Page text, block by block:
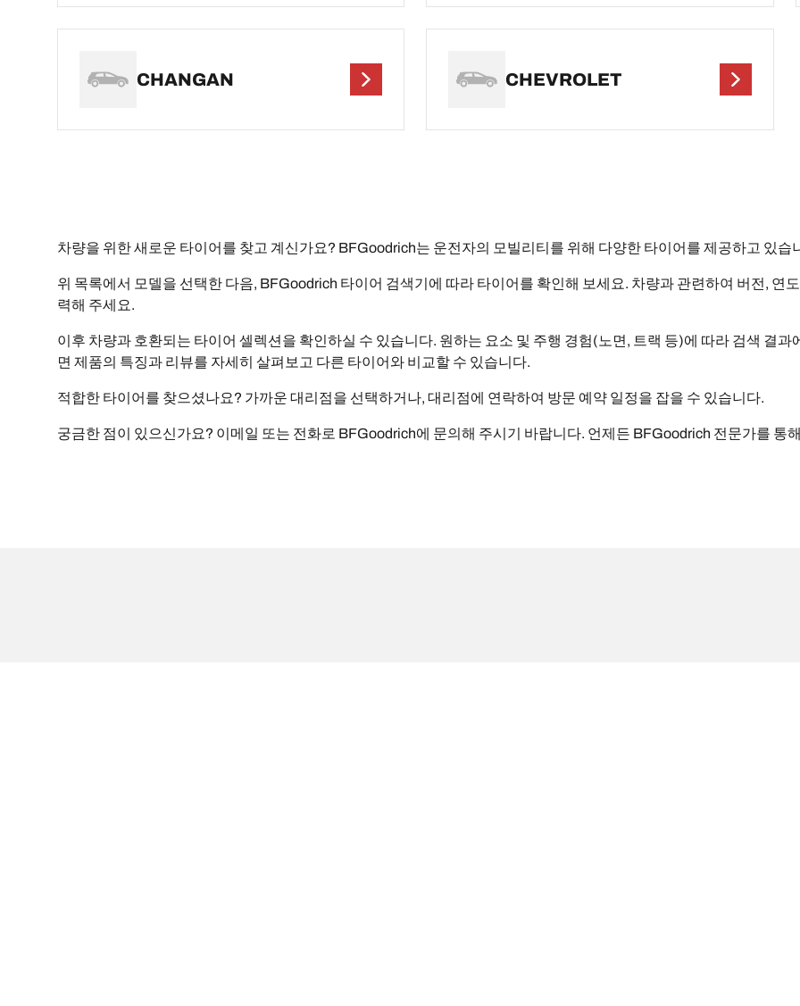
CHANGAN CHEVROLET
차량을 위한 새로운 타이어를 찾고 계신가요? BFGoodrich는 운전자의 모빌리티를 위해 다양한 타이어를 제공하고 있습
위 목록에서 모델을 선택한 다음, BFGoodrich 타이어 검색기에 따라 타이어를 확인해 보세요. 차량과 관련하여 버전, 연
력해 주세요.
이후 차량과 호환되는 타이어 셀렉션을 확인하실 수 있습니다. 원하는 요소 및 주행 경험(노면, 트랙 등)에 따라 검색 결
면 제품의 특징과 리뷰를 자세히 살펴보고 다른 타이어와 비교할 수 있습니다.
적합한 타이어를 찾으셨나요? 가까운 대리점을 선택하거나, 대리점에 연락하여 방문 예약 일정을 잡을 수 있습니다.
궁금한 점이 있으신가요? 이메일 또는 전화로 BFGoodrich에 문의해 주시기 바랍니다. 언제든 BFGoodrich 전문가를 통